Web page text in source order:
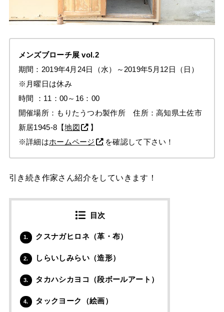
メンズブローチ展 vol.2
期間：2019年4月24日（水）～2019年5月12日（日）
※月曜日は休み
時間 ：11：00～16：00
開催場所：もりたうつわ製作所 住所：高知県土佐市
新居1945-8【地図
】
※詳細はホームページ を確認して下さい！
引き続き作家さん紹介をしていきます！
目次
1. クスナガヒロネ（革・布）
2. しらいしみらい（造形）
3. タカハシカヨコ（段ボールアート）
4. タックヨーク（絵画）